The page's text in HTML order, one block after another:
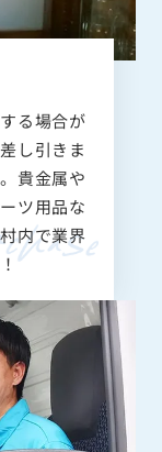
る場合が
し引きま
貴金属や
ツ用品な
内で業界